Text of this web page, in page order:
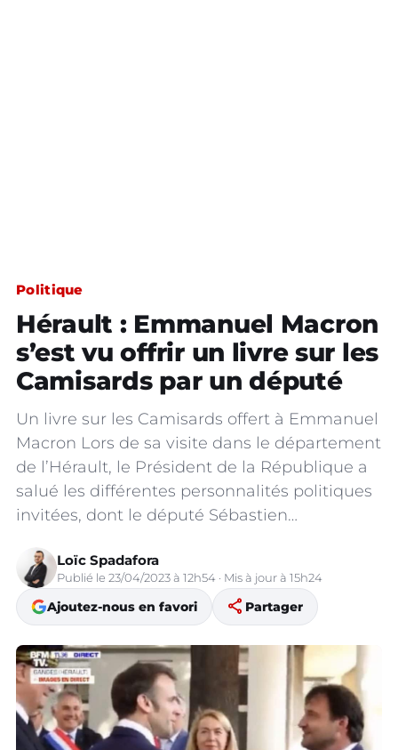
Politique
Hérault : Emmanuel Macron
s’est vu offrir un livre sur les
Camisards par un député
Un livre sur les Camisards offert à Emmanuel
Macron Lors de sa visite dans le département
de l’Hérault, le Président de la République a
salué les différentes personnalités politiques
invitées, dont le député Sébastien…
Loïc Spadafora
Publié le 23/04/2023 à 12h54 · Mis à jour à 15h24
Ajoutez-nous en favori share Partager